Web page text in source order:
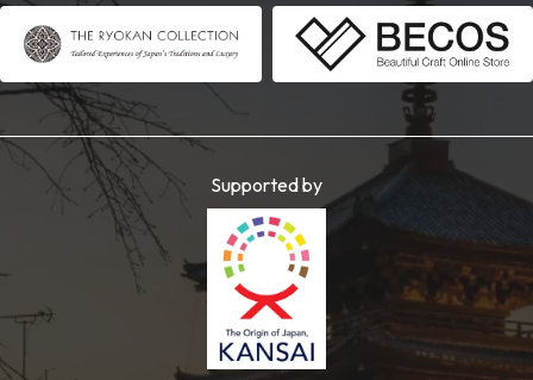
Supported by